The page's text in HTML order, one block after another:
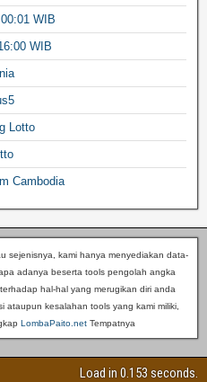
WIB
WIB
Lotto
Cambodia
sejenisnya, kami hanya menyediakan data-
adanya beserta tools pengolah angka
hal-hal yang merugikan diri anda
ataupun kesalahan tools yang kami miliki,
LombaPaito.net Tempatnya
Load in 0.153 seconds.